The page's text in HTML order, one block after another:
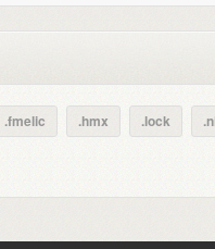
.fmelic .hmx .lock